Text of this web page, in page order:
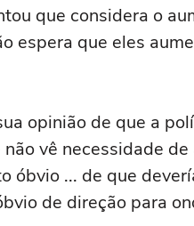
que ‌considera o
espera que eles
opinião de que a
vê necessidade
óbvio ... de que
de direção para